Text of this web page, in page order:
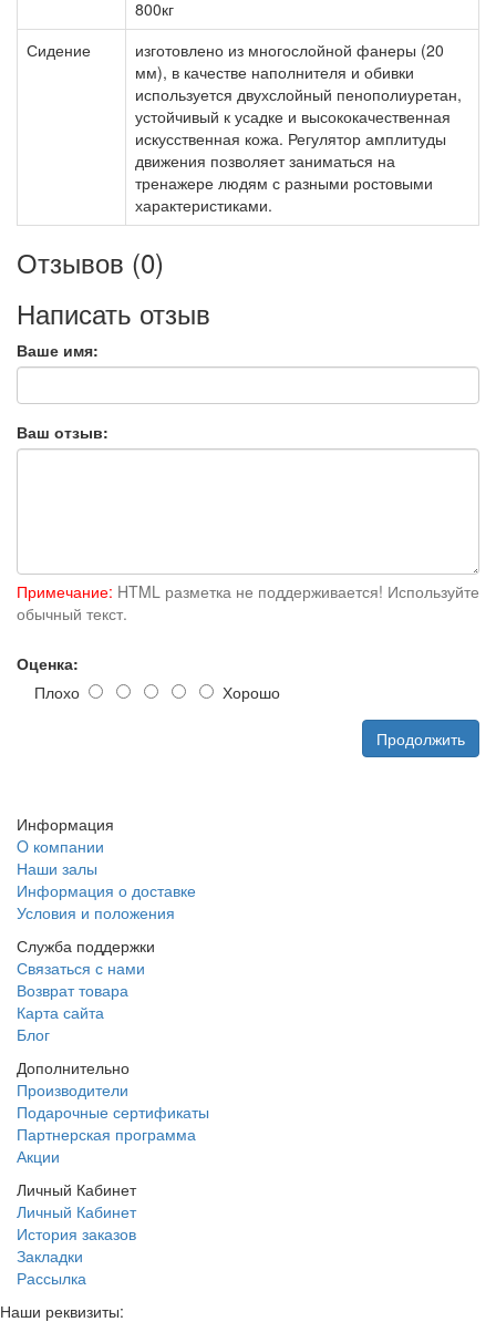
800кг
Сидение
изготовлено из многослойной фанеры (20
мм), в качестве наполнителя и обивки
используется двухслойный пенополиуретан,
устойчивый к усадке и высококачественная
искусственная кожа. Регулятор амплитуды
движения позволяет заниматься на
тренажере людям с разными ростовыми
характеристиками.
Отзывов (0)
Написать отзыв
Ваше имя:
Ваш отзыв:
Примечание: HTML разметка не поддерживается! Используйте
обычный текст.
Оценка:
Плохо
Хорошо
Продолжить
Информация
O компании
Наши залы
Информация о доставке
Условия и положения
Служба поддержки
Связаться с нами
Возврат товара
Карта сайта
Блог
Дополнительно
Производители
Подарочные сертификаты
Партнерская программа
Акции
Личный Кабинет
Личный Кабинет
История заказов
Закладки
Рассылка
Наши реквизиты: